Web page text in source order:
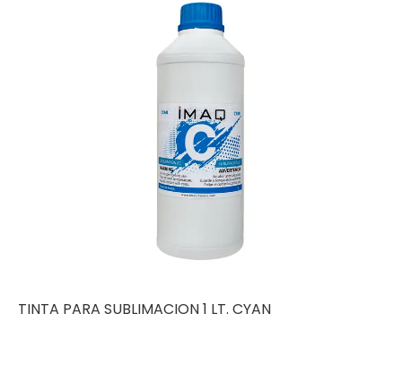
TINTA PARA SUBLIMACION 1 LT. CYAN